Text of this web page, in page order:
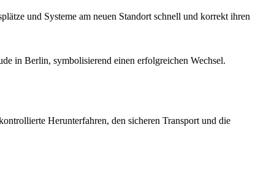
und Systeme am neuen Standort schnell und korrekt ihren
Herunterfahren, den sicheren Transport und die